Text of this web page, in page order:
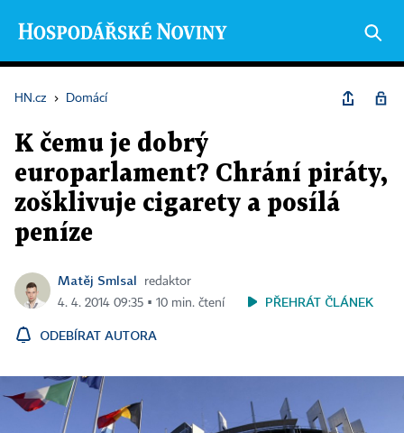
HN.cz › Domácí
K čemu je dobrý
europarlament? Chrání piráty,
zošklivuje cigarety a posílá
peníze
Matěj Smlsal
redaktor
4. 4. 2014 09:35 ▪ 10 min. čtení
PŘEHRÁT ČLÁNEK
ODEBÍRAT AUTORA